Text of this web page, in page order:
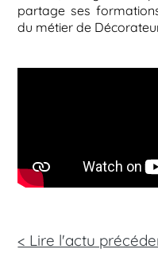
partage ses
du métier de
< Lire l'actu